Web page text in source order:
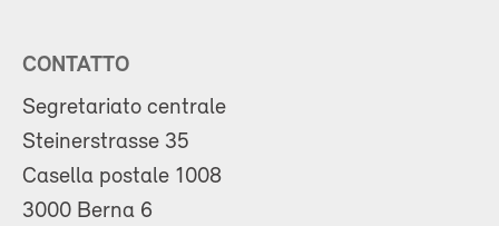
CONTATTO
Segretariato centrale
Steinerstrasse 35
Casella postale 1008
3000 Berna 6